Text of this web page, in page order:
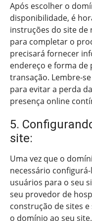
Após escolher o
disponibilidade, é
instruções do site
para completar o
precisará fornecer
endereço e forma de
transação. Lembre-
para evitar a perda
presença online
5.
site:
Uma vez que o
necessário
usuários para o seu
seu provedor de
construção de sites
o domínio ao seu